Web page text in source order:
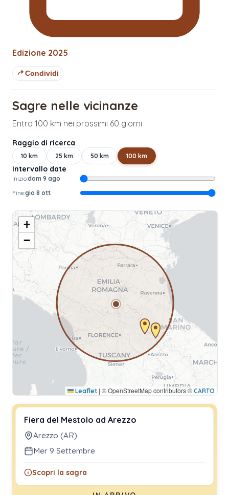
Edizione 2025
Condividi
Sagre nelle vicinanze
Entro 100 km nei prossimi 60 giorni
Raggio di ricerca
10 km 25 km 50 km 100 km
Intervallo date
Inizio:dom 9 ago
Fine:gio 8 ott
+
−
Leaflet | © OpenStreetMap contributors © CARTO
Fiera del Mestolo ad Arezzo
Arezzo (AR)
Mer 9 Settembre
Scopri la sagra